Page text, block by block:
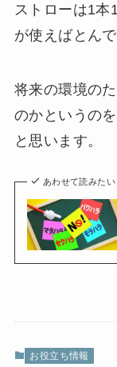
ストローは1本
が使えばとん
将来の環境の
のかというの
と思います。
あわせて読みたい
お役立ち情報